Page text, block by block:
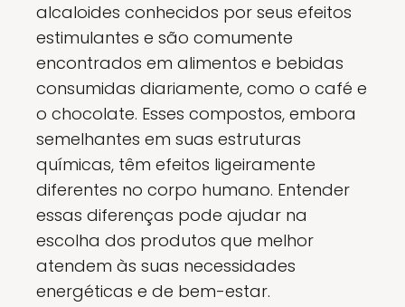
alcaloides conhecidos por seus efeitos
estimulantes e são comumente
encontrados em alimentos e bebidas
consumidas diariamente, como o café e
o chocolate. Esses compostos, embora
semelhantes em suas estruturas
químicas, têm efeitos ligeiramente
diferentes no corpo humano. Entender
essas diferenças pode ajudar na
escolha dos produtos que melhor
atendem às suas necessidades
energéticas e de bem-estar.